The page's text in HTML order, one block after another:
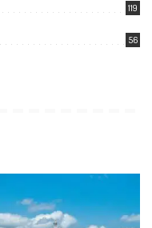
119
56